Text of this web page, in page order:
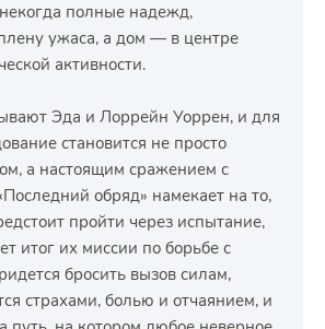
полные надежд,
ужаса, а дом — в центре
активности.
Эда и Лоррейн Уоррен, и для
становится не просто
а настоящим сражением с
обряд» намекает на то,
пройти через испытание,
итог их миссии по борьбе с
бросить вызов силам,
страхами, болью и отчаянием, и